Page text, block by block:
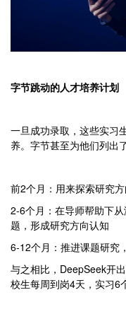
字节跳动的人才培养计划
一旦成功录取，这些实习
养。字节甚至为他们列出
前2个月：用来探索研究方
2-6个月：在导师帮助下
题，形成研究方向认知
6-12个月：推进课题研究
与之相比，DeepSeek开
校生每周到岗4天，实习6